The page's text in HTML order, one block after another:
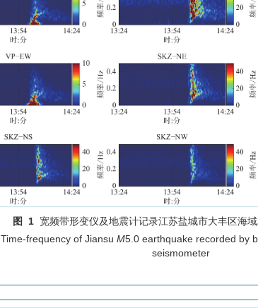
图 1 宽频带形变仪及地震计记录江苏盐城市大丰区海域
Time-frequency of JiansuM5.0 earthquake recorded by
seismometer